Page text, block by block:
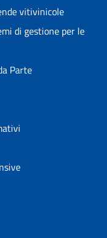
vitivinicole
di gestione per le
Parte